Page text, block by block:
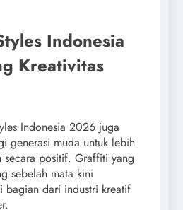
Indonesia
Kreativitas
Indonesia 2026 juga
generasi muda untuk lebih
secara positif. Graffiti yang
sebelah mata kini
bagian dari industri kreatif